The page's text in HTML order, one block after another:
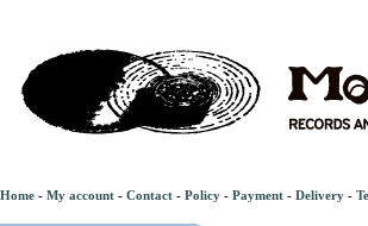
Home - My account - Contact - Policy - Payment - Delivery -